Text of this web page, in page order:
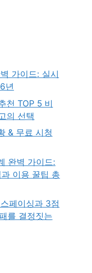
가이드: 실시
년
천 TOP 5 비
의 선택
& 무료 시청
완벽 가이드:
이용 꿀팁 총
페이싱과 3점
를 결정짓는